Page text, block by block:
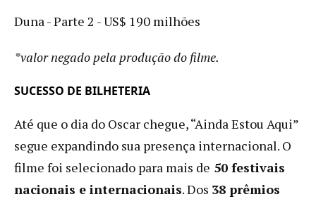
Duna - Parte 2 - US$ 190 milhões
*valor negado pela produção do filme.
SUCESSO DE BILHETERIA
Até que o dia do Oscar chegue, “Ainda Estou Aqui”
segue expandindo sua presença internacional. O
filme foi selecionado para mais de 50 festivais
nacionais e internacionais. Dos 38 prêmios